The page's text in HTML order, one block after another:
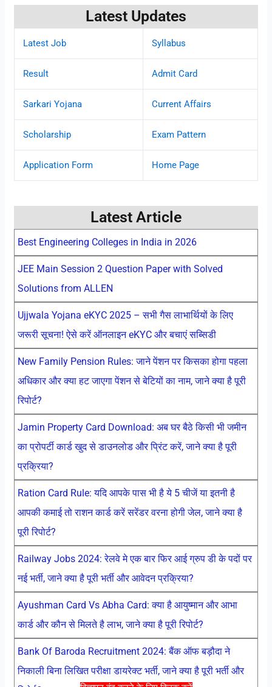
Latest Updates
Latest Job Syllabus
Result Admit Card
Sarkari Yojana Current Affairs
Scholarship Exam Pattern
Application Form Home Page
Latest Article
Best Engineering Colleges in India in 2026
JEE Main Session 2 Question Paper with Solved
Solutions from ALLEN
Ujjwala Yojana eKYC 2025 – सभी गैस लाभार्थियों के लिए
जरूरी सूचना! ऐसे करें ऑनलाइन eKYC और बचाएं सब्सिडी
New Family Pension Rules: जाने पेंशन पर किसका होगा पहला
अधिकार और क्या हट जाएगा पेंशन से बेटियों का नाम, जाने क्या है पूरी
रिपोर्ट?
Jamin Property Card Download: अब घर बैठे किसी भी जमीन
का प्रोपर्टी कार्ड खुद से डाउनलोड और प्रिंट करें, जाने क्या है पूरी
प्रक्रिया?
Ration Card Rule: यदि आपके पास भी है ये 5 चीजें या इतनी है
आपकी कमाई तो राशन कार्ड करें सरेंडर वरना होगी जेल, जाने क्या है
पूरी रिपोर्ट?
Railway Jobs 2024: रेलवे मे एक बार फिर आई ग्रुप डी के पदों पर
नई भर्ती, जाने क्या है पूरी भर्ती और आवेदन प्रक्रिया?
Ayushman Card Vs Abha Card: क्या है आयुष्मान और आभा
कार्ड और कौन से मिलते है लाभ, जाने क्या है पूरी रिपोर्ट?
Bank Of Baroda Recruitment 2024: बैंक ऑफ बड़ौदा ने
निकाली बिना लिखित परीक्षा डायरेक्ट भर्ती, जाने क्या है पूरी भर्ती और